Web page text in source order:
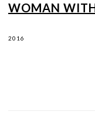
WOMAN
2016